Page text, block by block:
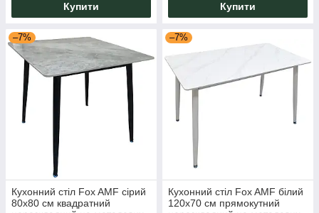
Купити Купити
–7%
Кухонний стіл Fox AMF сірий
80х80 см квадратний
–7%
Кухонний стіл Fox AMF білий
120х70 см прямокутний